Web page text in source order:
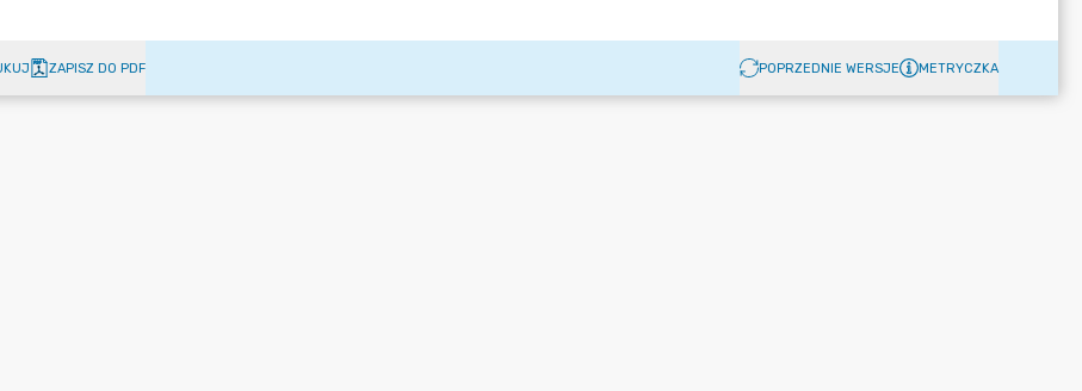
ZAPISZ DO PDF POPRZEDNIE WERSJE METRYCZKA